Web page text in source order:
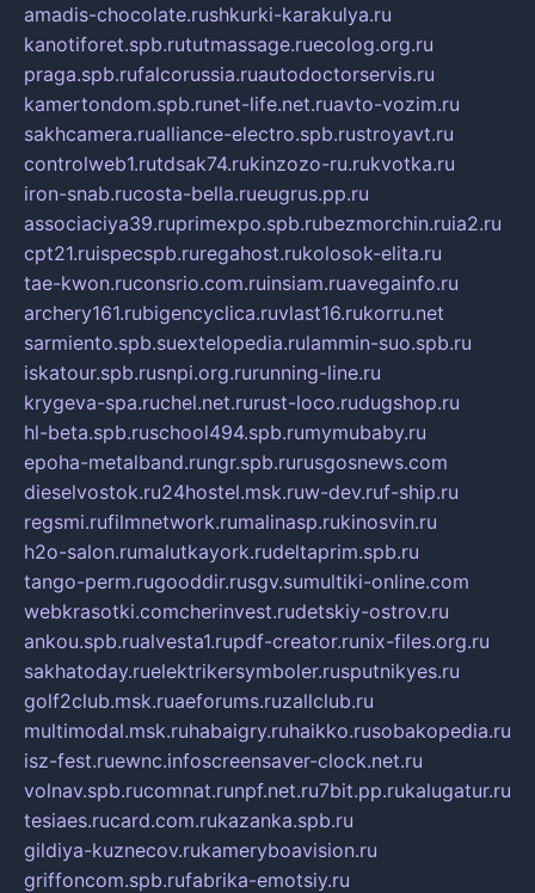
amadis-chocolate.rushkurki-karakulya.ru
kanotiforet.spb.rututmassage.ruecolog.org.ru
praga.spb.rufalcorussia.ruautodoctorservis.ru
kamertondom.spb.runet-life.net.ruavto-vozim.ru
sakhcamera.rualliance-electro.spb.rustroyavt.ru
controlweb1.rutdsak74.rukinzozo-ru.rukvotka.ru
iron-snab.rucosta-bella.rueugrus.pp.ru
associaciya39.ruprimexpo.spb.rubezmorchin.ruia2.ru
cpt21.ruispecspb.ruregahost.rukolosok-elita.ru
tae-kwon.ruconsrio.com.ruinsiam.ruavegainfo.ru
archery161.rubigencyclica.ruvlast16.rukorru.net
sarmiento.spb.suextelopedia.rulammin-suo.spb.ru
iskatour.spb.rusnpi.org.rurunning-line.ru
krygeva-spa.ruchel.net.rurust-loco.rudugshop.ru
hl-beta.spb.ruschool494.spb.rumymubaby.ru
epoha-metalband.rungr.spb.rurusgosnews.com
dieselvostok.ru24hostel.msk.ruw-dev.ruf-ship.ru
regsmi.rufilmnetwork.rumalinasp.rukinosvin.ru
h2o-salon.rumalutkayork.rudeltaprim.spb.ru
tango-perm.rugooddir.rusgv.sumultiki-online.com
webkrasotki.comcherinvest.rudetskiy-ostrov.ru
ankou.spb.rualvesta1.rupdf-creator.runix-files.org.ru
sakhatoday.ruelektrikersymboler.rusputnikyes.ru
golf2club.msk.ruaeforums.ruzallclub.ru
multimodal.msk.ruhabaigry.ruhaikko.rusobakopedia.ru
isz-fest.ruewnc.infoscreensaver-clock.net.ru
volnav.spb.rucomnat.runpf.net.ru7bit.pp.rukalugatur.ru
tesiaes.rucard.com.rukazanka.spb.ru
gildiya-kuznecov.rukameryboavision.ru
griffoncom.spb.rufabrika-emotsiy.ru